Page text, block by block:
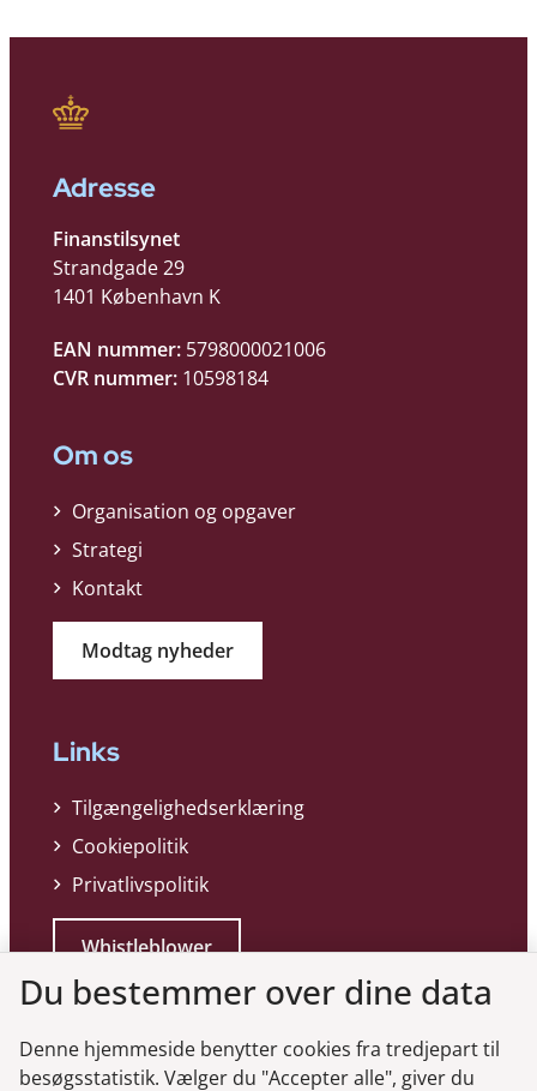
Adresse
Finanstilsynet
Strandgade 29
1401 København K
EAN nummer: 5798000021006
CVR nummer: 10598184
Om os
Organisation og opgaver
Strategi
Kontakt
Modtag nyheder
Links
Tilgængelighedserklæring
Cookiepolitik
Privatlivspolitik
Whistleblower
Du bestemmer over dine data
Denne hjemmeside benytter cookies fra tredjepart til
besøgsstatistik. Vælger du "Accepter alle", giver du